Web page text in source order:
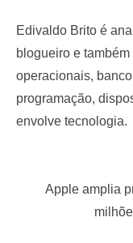
Edivaldo Brito é
blogueiro e
operacionais,
programação,
envolve tecnologia.
Previous
Apple amplia